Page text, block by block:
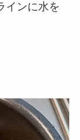
インに水を